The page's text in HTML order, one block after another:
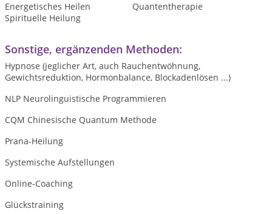
Energetisches Heilen
Quantentherapie
Spirituelle Heilung
Sonstige, ergänzenden Methoden:
Hypnose (jeglicher Art, auch Rauchentwöhnung,
Gewichtsreduktion, Hormonbalance, Blockadenlösen ...)
NLP Neurolinguistische Programmieren
CQM Chinesische Quantum Methode
Prana-Heilung
Systemische Aufstellungen
Online-Coaching
Glückstraining